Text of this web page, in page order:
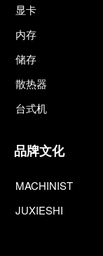
显卡
内存
储存
散热器
台式机
品牌文化
MACHINIST
JUXIESHI